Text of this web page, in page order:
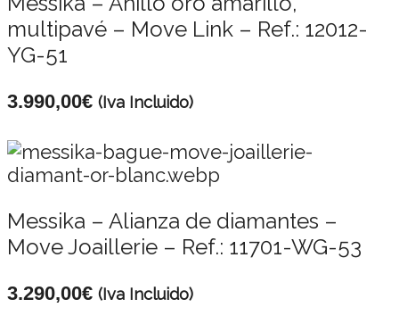
multipavé – Move Link – Ref.: 12012-
YG-51
3.990,00€ (Iva Incluido)
Messika – Alianza de diamantes –
Move Joaillerie – Ref.: 11701-WG-53
3.290,00€ (Iva Incluido)